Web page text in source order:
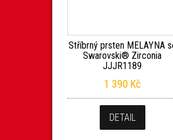
Stříbrný prsten MELAYNA
Swarovski® Zirconia
JJJR1189
1 390 Kč
DETAIL